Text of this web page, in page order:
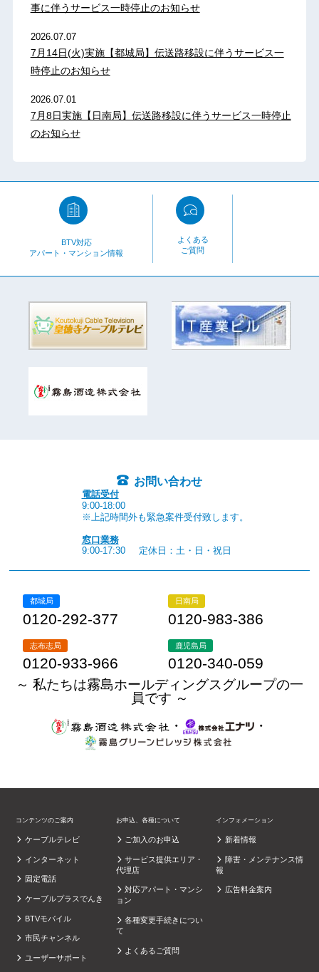
事に伴うサービス一時停止のお知らせ
2026.07.07
7月14日(火)実施【都城局】伝送路移設に伴うサービス一
時停止のお知らせ
2026.07.01
7月8日実施【日南局】伝送路移設に伴うサービス一時停止
のお知らせ
BTV対応
アパート・マンション情報
よくある
ご質問
お問い合わせ
電話受付
9:00-18:00
※上記時間外も緊急案件受付致します。
窓口業務
9:00-17:30
定休日：土・日・祝日
都城局
0120-292-377
日南局
0120-983-386
志布志局
0120-933-966
鹿児島局
0120-340-059
～ 私たちは霧島ホールディングスグループの一
員です ～
・
・
コンテンツのご案内
ケーブルテレビ
インターネット
固定電話
ケーブルプラスでんき
BTVモバイル
市民チャンネル
ユーザーサポート
お申込、各種について
ご加入のお申込
サービス提供エリア・
代理店
対応アパート・マンシ
ョン
各種変更手続きについ
て
よくあるご質問
インフォメーション
新着情報
障害・メンテナンス情
報
広告料金案内